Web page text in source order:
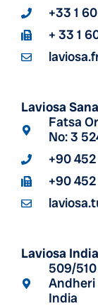
+33 1
+ 33 1
Laviosa
Fatsa
No: 3
+90
+90
Laviosa
509/
Andheri
India